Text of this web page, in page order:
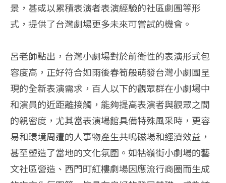
景，甚或以累積表演者表演經驗的社區劇團等形
式，提供了台灣劇場更多未來可嘗試的機會。
呂老師點出，台灣小劇場對於前衛性的表演形式包
容度高，正好符合如雨後春筍般萌發台灣小劇團呈
現的全新表演需求，百人以下的觀眾群在小劇場中
和演員的近距離接觸，能夠提高表演者與觀眾之間
的親密度，尤其當表演場館具備特殊風采時，更容
易和環境周遭的人事物產生共鳴磁場和經濟效益，
甚至塑造了當地的文化氛圍。如牯嶺街小劇場的藝
文社區營造、西門町紅樓劇場因應流行商圈而生成